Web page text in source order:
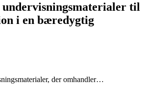
til
i en bæredygtig
der omhandler